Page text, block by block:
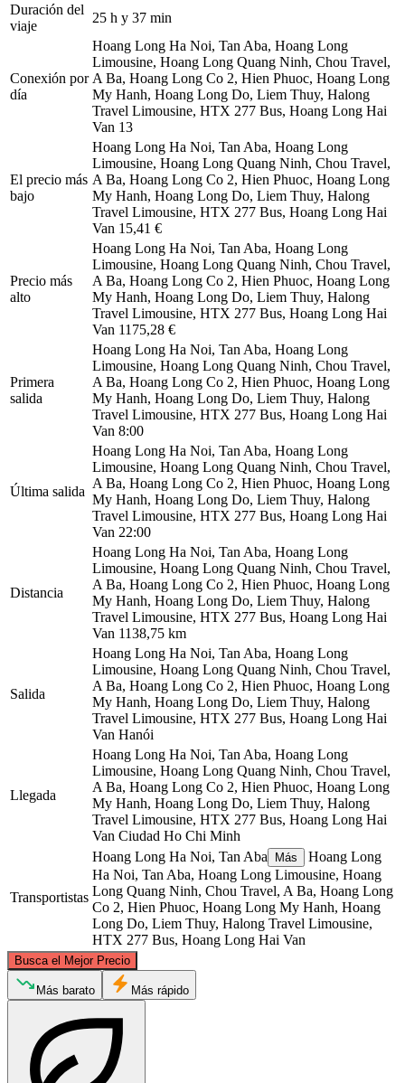
Duración del
viaje
25 h y 37 min
Conexión por
día
Hoang Long Ha Noi, Tan Aba, Hoang Long
Limousine, Hoang Long Quang Ninh, Chou Travel,
A Ba, Hoang Long Co 2, Hien Phuoc, Hoang Long
My Hanh, Hoang Long Do, Liem Thuy, Halong
Travel Limousine, HTX 277 Bus, Hoang Long Hai
Van 13
El precio más
bajo
Hoang Long Ha Noi, Tan Aba, Hoang Long
Limousine, Hoang Long Quang Ninh, Chou Travel,
A Ba, Hoang Long Co 2, Hien Phuoc, Hoang Long
My Hanh, Hoang Long Do, Liem Thuy, Halong
Travel Limousine, HTX 277 Bus, Hoang Long Hai
Van 15,41 €
Precio más
alto
Hoang Long Ha Noi, Tan Aba, Hoang Long
Limousine, Hoang Long Quang Ninh, Chou Travel,
A Ba, Hoang Long Co 2, Hien Phuoc, Hoang Long
My Hanh, Hoang Long Do, Liem Thuy, Halong
Travel Limousine, HTX 277 Bus, Hoang Long Hai
Van 1175,28 €
Primera
salida
Hoang Long Ha Noi, Tan Aba, Hoang Long
Limousine, Hoang Long Quang Ninh, Chou Travel,
A Ba, Hoang Long Co 2, Hien Phuoc, Hoang Long
My Hanh, Hoang Long Do, Liem Thuy, Halong
Travel Limousine, HTX 277 Bus, Hoang Long Hai
Van 8:00
Última salida
Hoang Long Ha Noi, Tan Aba, Hoang Long
Limousine, Hoang Long Quang Ninh, Chou Travel,
A Ba, Hoang Long Co 2, Hien Phuoc, Hoang Long
My Hanh, Hoang Long Do, Liem Thuy, Halong
Travel Limousine, HTX 277 Bus, Hoang Long Hai
Van 22:00
Distancia
Hoang Long Ha Noi, Tan Aba, Hoang Long
Limousine, Hoang Long Quang Ninh, Chou Travel,
A Ba, Hoang Long Co 2, Hien Phuoc, Hoang Long
My Hanh, Hoang Long Do, Liem Thuy, Halong
Travel Limousine, HTX 277 Bus, Hoang Long Hai
Van 1138,75 km
Salida
Hoang Long Ha Noi, Tan Aba, Hoang Long
Limousine, Hoang Long Quang Ninh, Chou Travel,
A Ba, Hoang Long Co 2, Hien Phuoc, Hoang Long
My Hanh, Hoang Long Do, Liem Thuy, Halong
Travel Limousine, HTX 277 Bus, Hoang Long Hai
Van Hanói
Llegada
Hoang Long Ha Noi, Tan Aba, Hoang Long
Limousine, Hoang Long Quang Ninh, Chou Travel,
A Ba, Hoang Long Co 2, Hien Phuoc, Hoang Long
My Hanh, Hoang Long Do, Liem Thuy, Halong
Travel Limousine, HTX 277 Bus, Hoang Long Hai
Van Ciudad Ho Chi Minh
Transportistas
Hoang Long Ha Noi, Tan Aba Más
Hoang Long
Ha Noi, Tan Aba, Hoang Long Limousine, Hoang
Long Quang Ninh, Chou Travel, A Ba, Hoang Long
Co 2, Hien Phuoc, Hoang Long My Hanh, Hoang
Long Do, Liem Thuy, Halong Travel Limousine,
HTX 277 Bus, Hoang Long Hai Van
Busca el Mejor Precio
©CARTO, ©OpenStreetMap
Más barato Más rápido